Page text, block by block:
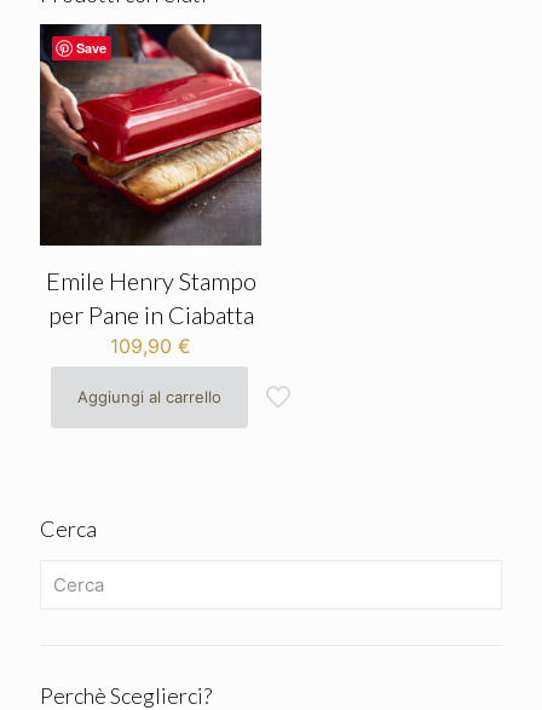
Save
Emile Henry Stampo
per Pane in Ciabatta
109,90€
Aggiungi al carrello
Cerca
Perchè Sceglierci?